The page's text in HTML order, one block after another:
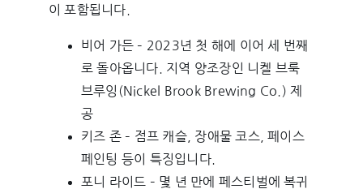
이 포함됩니다.
비어 가든 – 2023년 첫 해에 이어 세 번째
로 돌아옵니다. 지역 양조장인 니켈 브룩
브루잉(Nickel Brook Brewing Co.) 제
공
키즈 존 – 점프 캐슬, 장애물 코스, 페이스
페인팅 등이 특징입니다.
포니 라이드 – 몇 년 만에 페스티벌에 복귀